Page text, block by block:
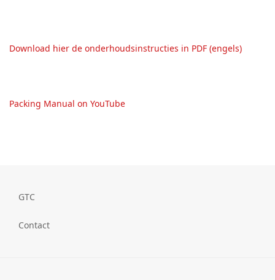
Download hier de onderhoudsinstructies in PDF (engels)
Packing Manual on YouTube
GTC
Contact